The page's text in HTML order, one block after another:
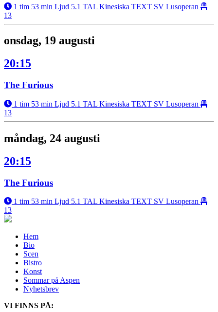
1 tim 53 min Ljud 5.1 TAL Kinesiska TEXT SV Lusoperan
13
onsdag, 19 augusti
20:15
The Furious
1 tim 53 min Ljud 5.1 TAL Kinesiska TEXT SV Lusoperan
13
måndag, 24 augusti
20:15
The Furious
1 tim 53 min Ljud 5.1 TAL Kinesiska TEXT SV Lusoperan
13
Hem
Bio
Scen
Bistro
Konst
Sommar på Aspen
Nyhetsbrev
VI FINNS PÅ: